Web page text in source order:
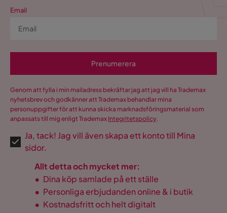
Email
Prenumerera
Genom att fylla i min mailadress bekräftar jag att jag vill ha Trademax
nyhetsbrev och godkänner att Trademax behandlar mina
personuppgifter för att kunna skicka marknadsföringsmaterial som
anpassats till mig enligt Trademax Integritetspolicy.
Ja, tack! Jag vill även skapa ett konto till Mina
sidor.
Allt detta och mycket mer:
• Dina köp samlade på ett ställe
• Personliga erbjudanden online & i butik
• Kostnadsfritt och helt digitalt